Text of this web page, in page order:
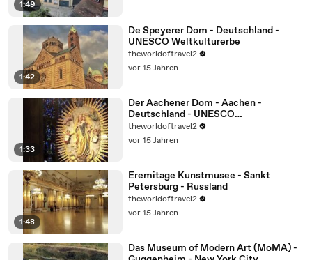
1:49
1:42
De Speyerer Dom - Deutschland -
UNESCO Weltkulturerbe
theworldoftravel2
vor 15 Jahren
1:33
Der Aachener Dom - Aachen -
Deutschland - UNESCO
Weltkulturerbe
theworldoftravel2
vor 15 Jahren
1:48
Eremitage Kunstmusee - Sankt
Petersburg - Russland
theworldoftravel2
vor 15 Jahren
Das Museum of Modern Art (MoMA) -